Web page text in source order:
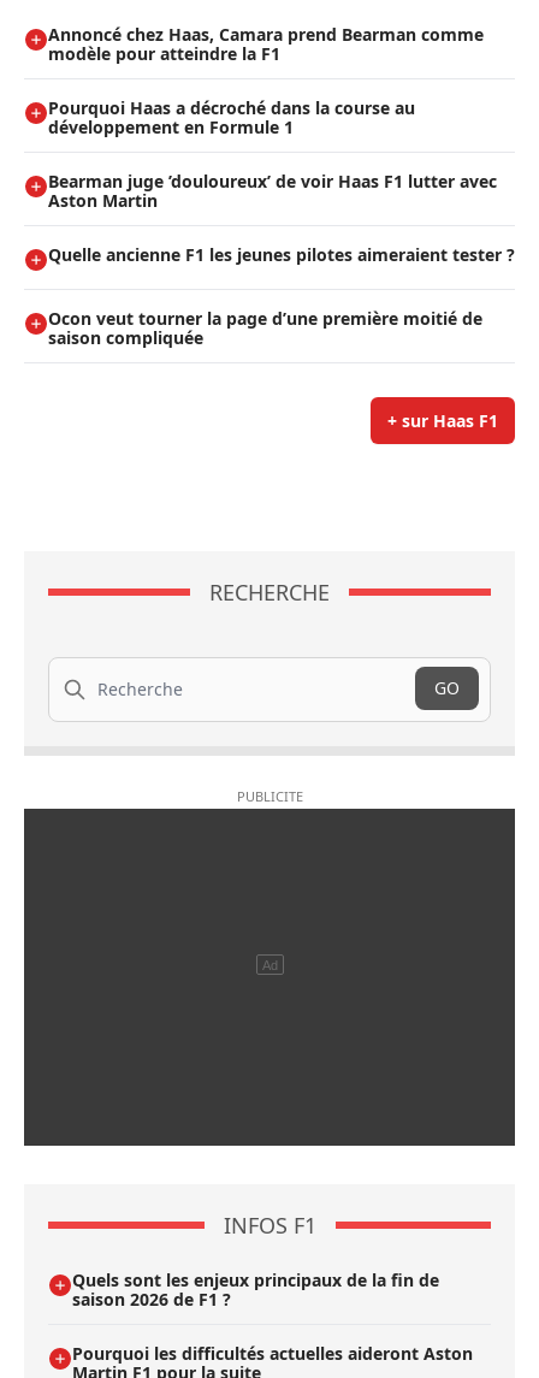
Annoncé chez Haas, Camara prend Bearman comme
modèle pour atteindre la F1
Pourquoi Haas a décroché dans la course au
développement en Formule 1
Bearman juge ’douloureux’ de voir Haas F1 lutter avec
Aston Martin
Quelle ancienne F1 les jeunes pilotes aimeraient tester ?
Ocon veut tourner la page d’une première moitié de
saison compliquée
+ sur Haas F1
RECHERCHE
Recherche
GO
INFOS F1
Quels sont les enjeux principaux de la fin de
saison 2026 de F1 ?
Pourquoi les difficultés actuelles aideront Aston
Martin F1 pour la suite